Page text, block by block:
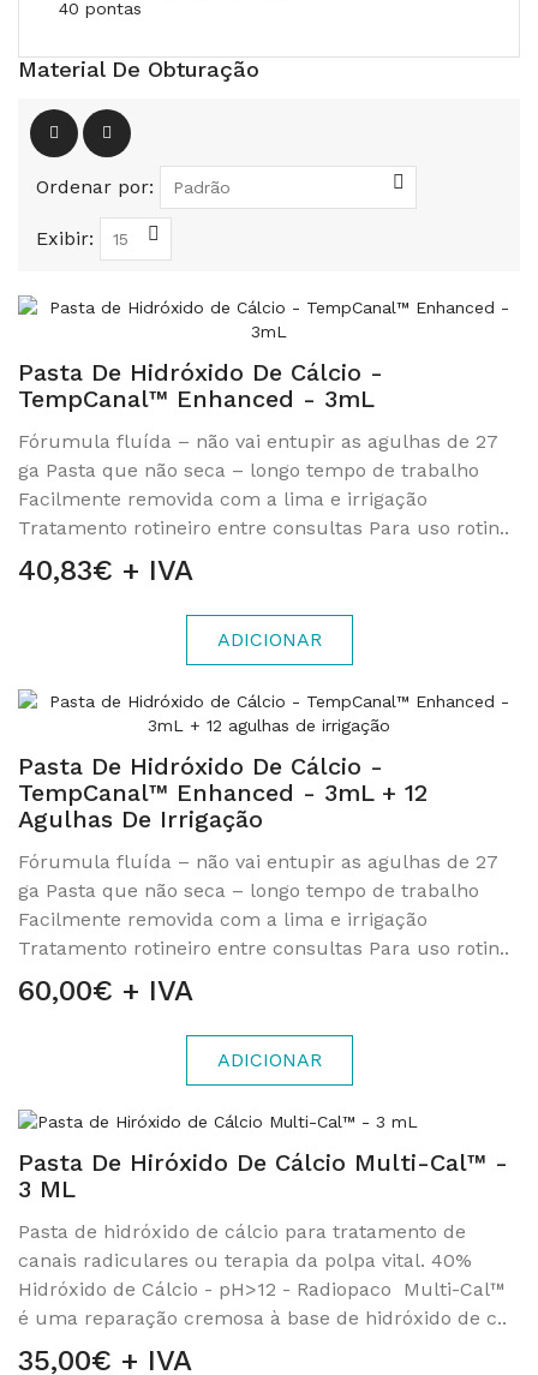
Material De Obturação
Ordenar por:
Exibir:
Pasta De Hidróxido De Cálcio -
TempCanal™ Enhanced - 3mL
Fórumula fluída – não vai entupir as agulhas de 27
ga Pasta que não seca – longo tempo de trabalho
Facilmente removida com a lima e irrigação
Tratamento rotineiro entre consultas Para uso rotin..
40,83€ + IVA
ADICIONAR
Pasta De Hidróxido De Cálcio -
TempCanal™ Enhanced - 3mL + 12
Agulhas De Irrigação
Fórumula fluída – não vai entupir as agulhas de 27
ga Pasta que não seca – longo tempo de trabalho
Facilmente removida com a lima e irrigação
Tratamento rotineiro entre consultas Para uso rotin..
60,00€ + IVA
ADICIONAR
Pasta De Hiróxido De Cálcio Multi-Cal™ -
3 ML
Pasta de hidróxido de cálcio para tratamento de
canais radiculares ou terapia da polpa vital. 40%
Hidróxido de Cálcio - pH>12 - Radiopaco Multi-Cal™
é uma reparação cremosa à base de hidróxido de c..
35,00€ + IVA